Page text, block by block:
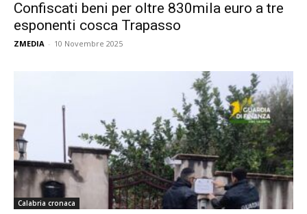
Confiscati beni per oltre 830mila euro a tre
esponenti cosca Trapasso
ZMEDIA - 10 Novembre 2025
Calabria cronaca